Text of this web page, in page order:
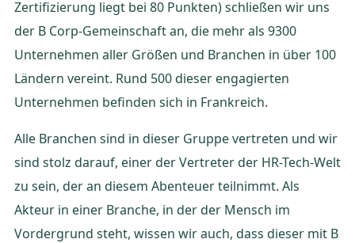
Zertifizierung liegt bei 80 Punkten) schließen wir uns
der B Corp-Gemeinschaft an, die mehr als 9300
Unternehmen aller Größen und Branchen in über 100
Ländern vereint. Rund 500 dieser engagierten
Unternehmen befinden sich in Frankreich.
Alle Branchen sind in dieser Gruppe vertreten und wir
sind stolz darauf, einer der Vertreter der HR-Tech-Welt
zu sein, der an diesem Abenteuer teilnimmt. Als
Akteur in einer Branche, in der der Mensch im
Vordergrund steht, wissen wir auch, dass dieser mit B